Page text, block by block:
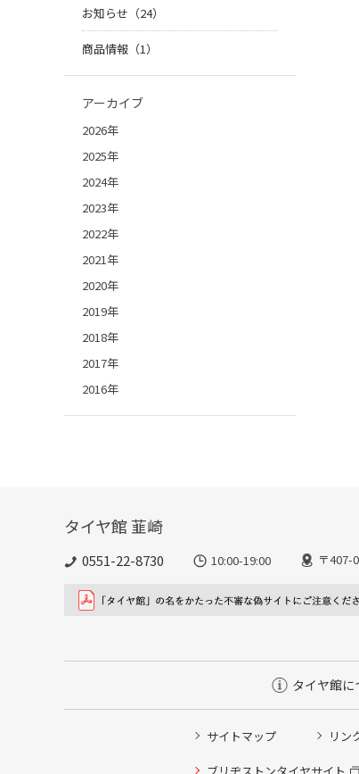
お知らせ（24）
商品情報（1）
アーカイブ
2026年
2025年
2024年
2023年
2022年
2021年
2020年
2019年
2018年
2017年
2016年
タイヤ館 韮崎
0551-22-8730 10:00-19:00 〒407-
タイヤ館に
サイトマップ リン
ブリヂストンタイヤサイト